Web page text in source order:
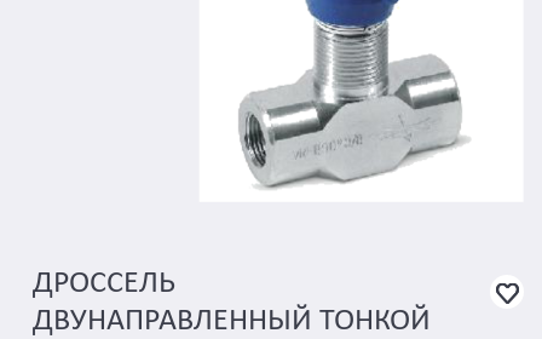
ДРОССЕЛЬ
ДВУНАПРАВЛЕННЫЙ ТОНКОЙ